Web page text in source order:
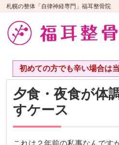
札幌の整体「自律神経専門」福耳整骨院
初めての方でも辛い場合は
夕食・夜食が体
すケース